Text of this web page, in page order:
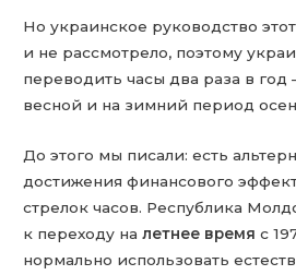
Но украинское руководство
и не рассмотрело, поэтому
переводить часы два раза в
весной и на зимний период
До этого мы писали: есть
достижения финансового
стрелок часов. Республика
к переходу налетнее время с
нормально использовать